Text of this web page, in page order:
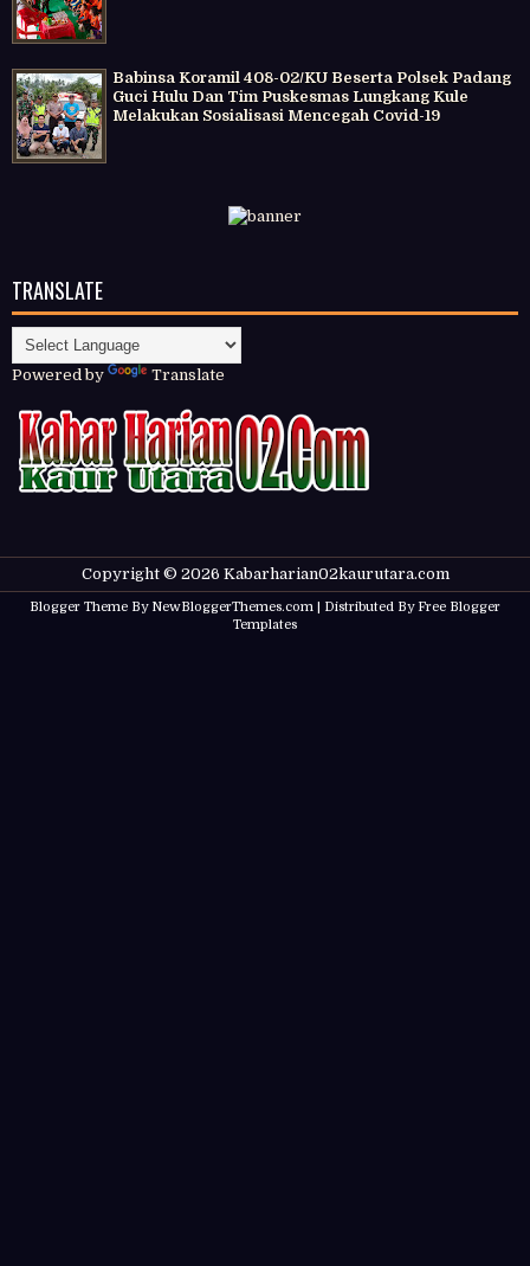
Babinsa Koramil 408-02/KU Beserta Polsek Padang
Guci Hulu Dan Tim Puskesmas Lungkang Kule
Melakukan Sosialisasi Mencegah Covid-19
TRANSLATE
Powered by Translate
Copyright © 2026 Kabarharian02kaurutara.com
Blogger Theme By NewBloggerThemes.com | Distributed ByFree Blogger
Templates